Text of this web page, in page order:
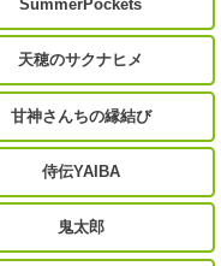
SummerPockets
天穂のサクナヒメ
甘神さんちの縁結び
侍伝YAIBA
鬼太郎